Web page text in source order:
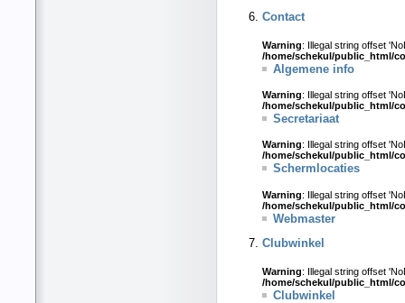
Contact
Warning: Illegal string offset
/home/schekul/public_html/
Algemene info
Warning: Illegal string offset
/home/schekul/public_html/
Secretariaat
Warning: Illegal string offset
/home/schekul/public_html/
Schermlocaties
Warning: Illegal string offset
/home/schekul/public_html/
Webmaster
Clubwinkel
Warning: Illegal string offset
/home/schekul/public_html/
Clubwinkel